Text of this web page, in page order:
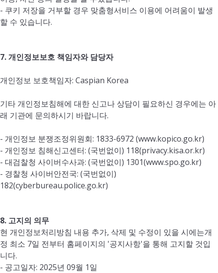
- 쿠키 저장을 거부할 경우 맞춤형서비스 이용에 어려움이 발생
할 수 있습니다.
7. 개인정보보호 책임자와 담당자
개인정보 보호책임자: Caspian Korea
기타 개인정보침해에 대한 신고나 상담이 필요하신 경우에는 아
래 기관에 문의하시기 바랍니다.
- 개인정보 분쟁조정위원회: 1833-6972 (www.kopico.go.kr)
- 개인정보 침해신고센터: (국번없이) 118(privacy.kisa.or.kr)
- 대검찰청 사이버수사과: (국번없이) 1301(www.spo.go.kr)
- 경찰청 사이버안전국: (국번없이)
182(cyberbureau.police.go.kr)
8. 고지의 의무
현 개인정보처리방침 내용 추가, 삭제 및 수정이 있을 시에는개
정 최소 7일 전부터 홈페이지의 '공지사항'을 통해 고지할 것입
니다.
- 공고일자: 2025년 09월 1일